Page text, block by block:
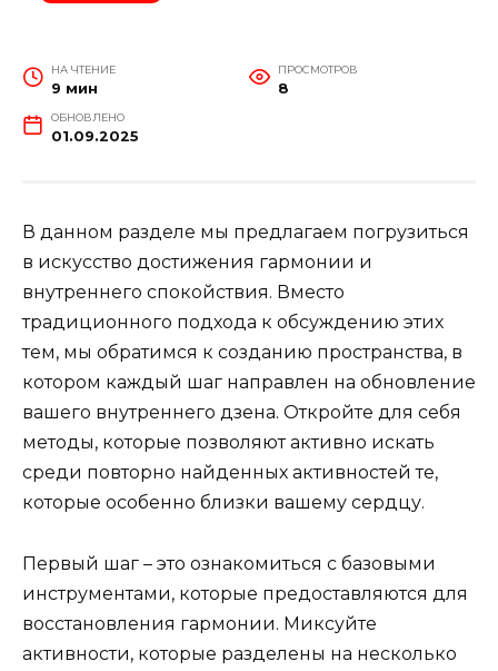
НА ЧТЕНИЕ
9 мин
ПРОСМОТРОВ
8
ОБНОВЛЕНО
01.09.2025
В данном разделе мы предлагаем погрузиться
в искусство достижения гармонии и
внутреннего спокойствия. Вместо
традиционного подхода к обсуждению этих
тем, мы обратимся к созданию пространства, в
котором каждый шаг направлен на обновление
вашего внутреннего дзена. Откройте для себя
методы, которые позволяют активно искать
среди повторно найденных активностей те,
которые особенно близки вашему сердцу.
Первый шаг – это ознакомиться с базовыми
инструментами, которые предоставляются для
восстановления гармонии. Миксуйте
активности, которые разделены на несколько